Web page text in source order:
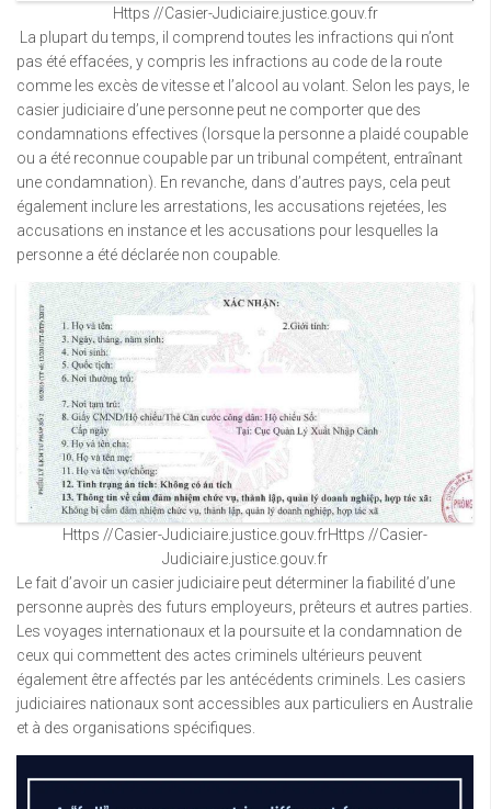
Https //Casier-Judiciaire.justice.gouv.fr
La plupart du temps, il comprend toutes les infractions qui n’ont
pas été effacées, y compris les infractions au code de la route
comme les excès de vitesse et l’alcool au volant. Selon les pays, le
casier judiciaire d’une personne peut ne comporter que des
condamnations effectives (lorsque la personne a plaidé coupable
ou a été reconnue coupable par un tribunal compétent, entraînant
une condamnation). En revanche, dans d’autres pays, cela peut
également inclure les arrestations, les accusations rejetées, les
accusations en instance et les accusations pour lesquelles la
personne a été déclarée non coupable.
Https //Casier-Judiciaire.justice.gouv.frHttps //Casier-
Judiciaire.justice.gouv.fr
Le fait d’avoir un casier judiciaire peut déterminer la fiabilité d’une
personne auprès des futurs employeurs, prêteurs et autres parties.
Les voyages internationaux et la poursuite et la condamnation de
ceux qui commettent des actes criminels ultérieurs peuvent
également être affectés par les antécédents criminels. Les casiers
judiciaires nationaux sont accessibles aux particuliers en Australie
et à des organisations spécifiques.